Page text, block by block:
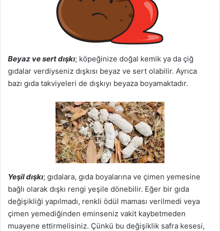
Beyaz ve sert dışkı; köpeğinize doğal kemik ya da çiğ
gıdalar verdiyseniz dışkısı beyaz ve sert olabilir. Ayrıca
bazı gıda takviyeleri de dışkıyı beyaza boyamaktadır.
Yeşil dışkı; gıdalara, gıda boyalarına ve çimen yemesine
bağlı olarak dışkı rengi yeşile dönebilir. Eğer bir gıda
değişikliği yapılmadı, renkli ödül maması verilmedi veya
çimen yemediğinden eminseniz vakit kaybetmeden
muayene ettirmelisiniz. Çünkü bu değişiklik safra kesesi,